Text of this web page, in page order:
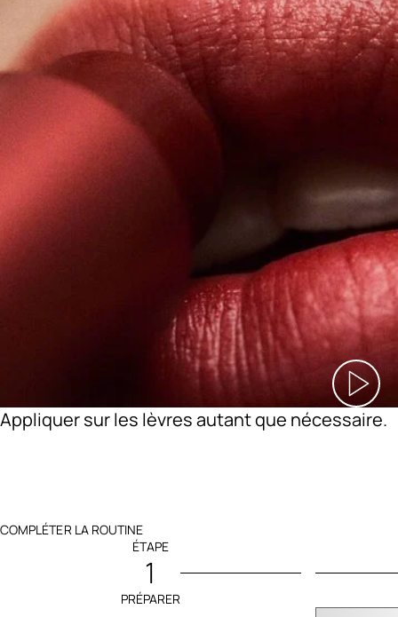
Appliquer sur les lèvres autant que nécessaire.
COMPLÉTER LA ROUTINE
ÉTAPE
1
PRÉPARER